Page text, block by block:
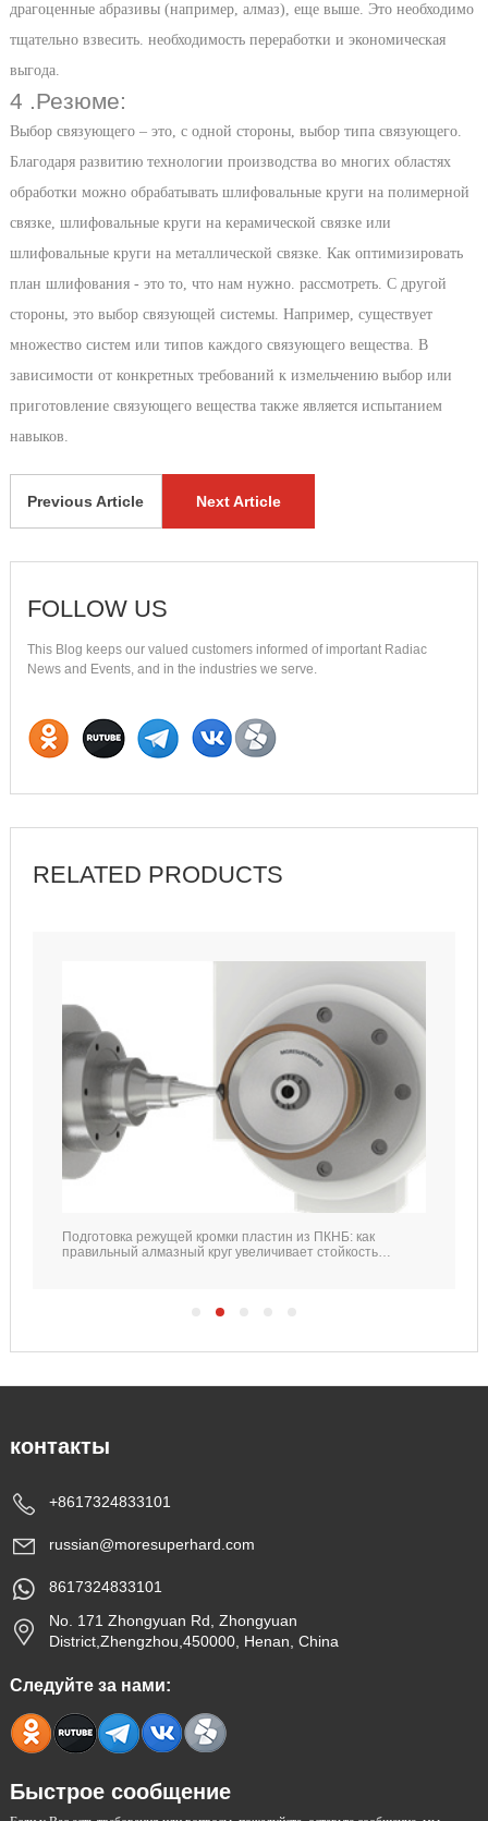
драгоценные абразивы (например, алмаз), еще выше. Это необходимо
тщательно взвесить. необходимость переработки и экономическая
выгода.
4 .Резюме:
Выбор связующего – это, с одной стороны, выбор типа связующего.
Благодаря развитию технологии производства во многих областях
обработки можно обрабатывать шлифовальные круги на полимерной
связке, шлифовальные круги на керамической связке или
шлифовальные круги на металлической связке. Как оптимизировать
план шлифования - это то, что нам нужно. рассмотреть. С другой
стороны, это выбор связующей системы. Например, существует
множество систем или типов каждого связующего вещества. В
зависимости от конкретных требований к измельчению выбор или
приготовление связующего вещества также является испытанием
навыков.
Previous Article Next Article
FOLLOW US
This Blog keeps our valued customers informed of important Radiac
News and Events, and in the industries we serve.
RELATED PRODUCTS
Подготовка режущей кромки пластин из ПКНБ: как
правильный алмазный круг увеличивает стойкость
контакты
+8617324833101
russian@moresuperhard.com
8617324833101
No. 171 Zhongyuan Rd, Zhongyuan
District,Zhengzhou,450000, Henan, China
Следуйте за нами:
Быстрое сообщение